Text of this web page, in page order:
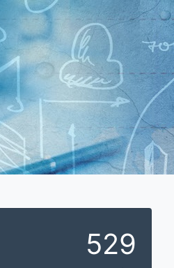
529